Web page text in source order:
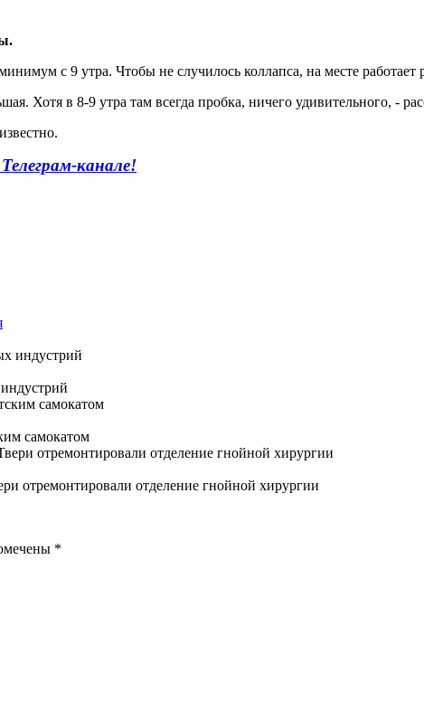
с 9 утра. Чтобы не случилось коллапса, на месте работает
Хотя в 8-9 утра там всегда пробка, ничего удивительного, -
канале!
самокатом
отремонтировали отделение гнойной хирургии
*